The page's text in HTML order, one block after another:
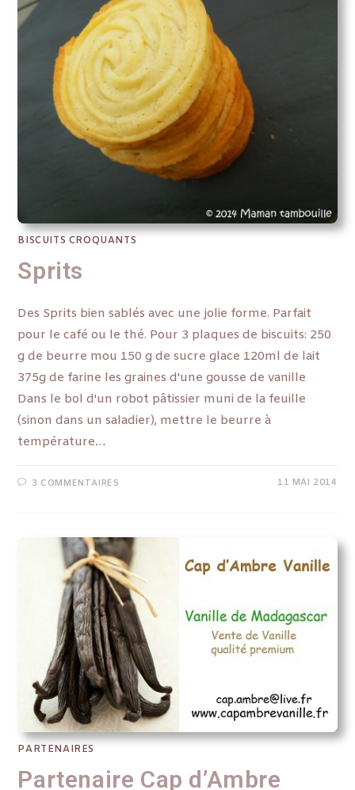
BISCUITS CROQUANTS
Sprits
Des Sprits bien sablés avec une jolie forme. Parfait
pour le café ou le thé. Pour 3 plaques de biscuits: 250
g de beurre mou 150 g de sucre glace 120ml de lait
375g de farine les graines d'une gousse de vanille
Dans le bol d'un robot pâtissier muni de la feuille
(sinon dans un saladier), mettre le beurre à
température…
3 COMMENTAIRES 11 MAI 2014
PARTENAIRES
Partenaire Cap d’Ambre